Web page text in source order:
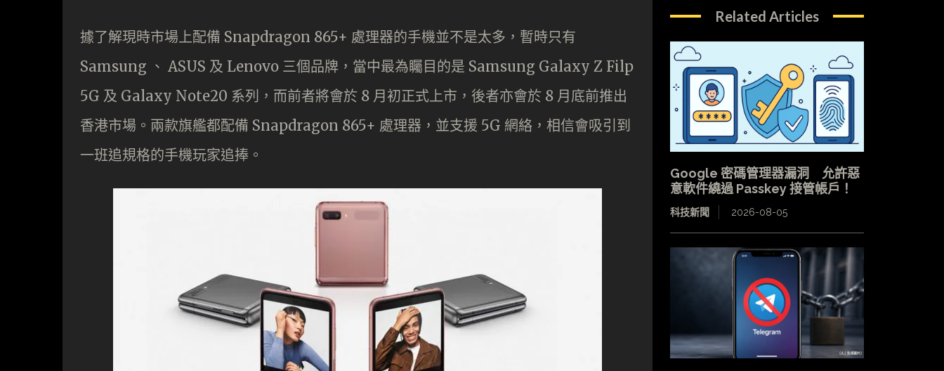
據了解現時市場上配備 Snapdragon 865+ 處理器的手機並不是太多，暫時只有
Samsung 、 ASUS 及 Lenovo 三個品牌，當中最為矚目的是 Samsung Galaxy Z Filp
5G 及 Galaxy Note20 系列，而前者將會於 8 月初正式上市，後者亦會於 8 月底前推出
香港市場。兩款旗艦都配備 Snapdragon 865+ 處理器，並支援 5G 網絡，相信會吸引到
一班追規格的手機玩家追捧。
Related Articles
Google 密碼管理器漏洞 允許惡
意軟件繞過 Passkey 接管帳戶！
科技新聞 2026-08-05